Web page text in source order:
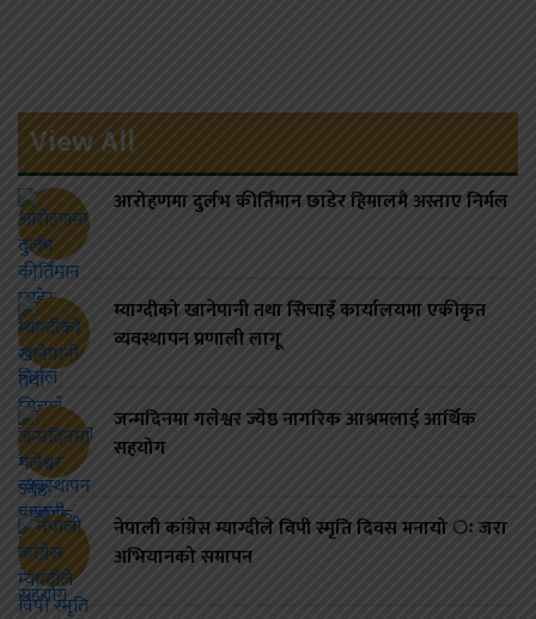
View All
आरोहणमा दुर्लभ कीर्तिमान छाडेर हिमालमै अस्ताए निर्मल
म्याग्दीको खानेपानी तथा सिचाइँ कार्यालयमा एकीकृत
व्यवस्थापन प्रणाली लागू
जन्मदिनमा गलेश्वर ज्येष्ठ नागरिक आश्रमलाई आर्थिक
सहयोग
नेपाली कांग्रेस म्याग्दीले विपी स्मृति दिवस मनायो ः जरा
अभियानको समापन